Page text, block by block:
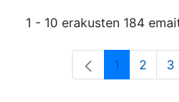
1 - 10 erakusten 184
Orrialdea
1 2 3